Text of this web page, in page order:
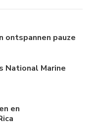
ontspannen pauze
National Marine
en